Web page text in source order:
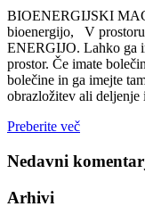
BIOENERGIJSKI
bioenergijo, V
ENERGIJO. Lahko ga
prostor. Če imate
bolečine in ga imejte
obrazložitev ali deljenje
Preberite več
Nedavni
Arhivi